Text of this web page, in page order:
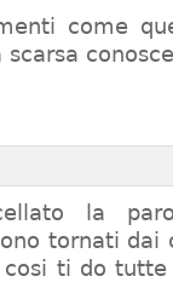
come
la
tornati dai
ti do tutte